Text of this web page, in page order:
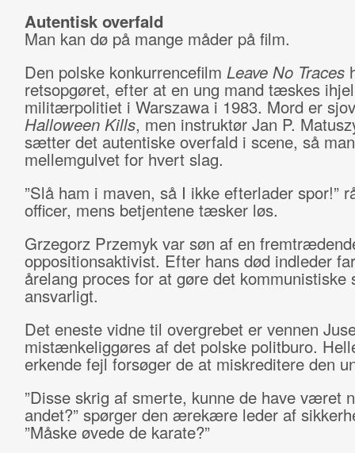
Autentisk overfald
Man kan dø på mange måder på film.
Den polske konkurrencefilm Leave No Traces
retsopgøret, efter at en ung mand tæskes
militærpolitiet i Warszawa i 1983. Mord er
Halloween Kills, men instruktør Jan P.
sætter det autentiske overfald i scene, så
mellemgulvet for hvert slag.
”Slå ham i maven, så I ikke efterlader spor!”
officer, mens betjentene tæsker løs.
Grzegorz Przemyk var søn af en
oppositionsaktivist. Efter hans død indleder
årelang proces for at gøre det kommunistiske
ansvarligt.
Det eneste vidne til overgrebet er vennen
mistænkeliggøres af det polske politburo.
erkende fejl forsøger de at miskreditere den
”Disse skrig af smerte, kunne de have været
andet?” spørger den ærekære leder af
”Måske øvede de karate?”